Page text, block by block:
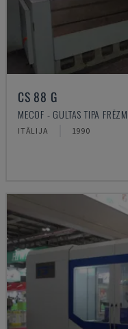
CS 88 G
MECOF - GULTAS TIPA
ITĀLIJA 1990